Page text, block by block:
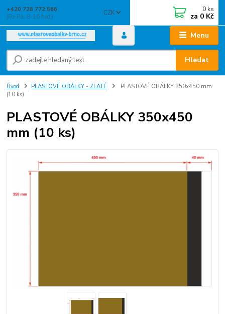
Menu
CZK
Hledat
+420 728 772 566
(Po-Pá, 8-16 hod.)
0 ks
za 0 Kč
Úvod PLASTOVÉ OBÁLKY - ZLATÉ
PLASTOVÉ OBÁLKY 350x450 mm
(10 ks)
PLASTOVÉ OBÁLKY 350x450
mm (10 ks)